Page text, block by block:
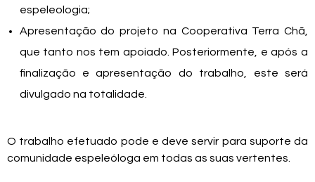
espeleologia;
Apresentação do projeto na Cooperativa Terra Chã,
que tanto nos tem apoiado. Posteriormente, e após a
finalização e apresentação do trabalho, este será
divulgado na totalidade.
O trabalho efetuado pode e deve servir para suporte da
comunidade espeleóloga em todas as suas vertentes.